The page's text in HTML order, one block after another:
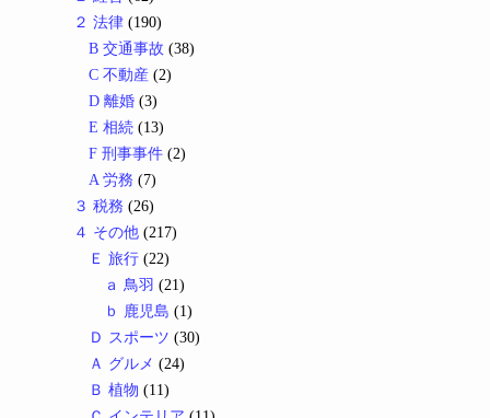
２ 法律 (190)
B 交通事故 (38)
C 不動産 (2)
D 離婚 (3)
E 相続 (13)
F 刑事事件 (2)
A 労務 (7)
３ 税務 (26)
４ その他 (217)
Ｅ 旅行 (22)
ａ 鳥羽 (21)
ｂ 鹿児島 (1)
Ｄ スポーツ (30)
Ａ グルメ (24)
Ｂ 植物 (11)